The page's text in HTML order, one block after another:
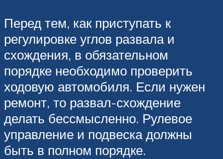
Перед тем, как приступать к
регулировке углов развала и
схождения, в обязательном
порядке необходимо проверить
ходовую автомобиля. Если нужен
ремонт, то развал-схождение
делать бессмысленно. Рулевое
управление и подвеска должны
быть в полном порядке.